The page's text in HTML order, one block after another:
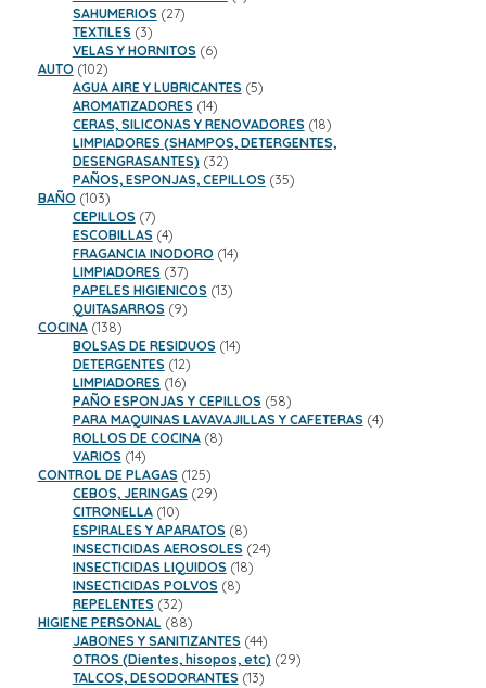
SAHUMERIOS 2727
TEXTILES 33
productos
VELAS Y HORNITOS 66
AUTO 102102
productos
AGUA AIRE Y LUBRICANTES 55
AROMATIZADORES 1414
productos
CERAS, SILICONAS Y RENOVADORES 1818
productos
LIMPIADORES (SHAMPOS, DETERGENTES,
DESENGRASANTES) 3232
productos
PAÑOS, ESPONJAS, CEPILLOS 3535
BAÑO 103103
productos
CEPILLOS 77
productos
ESCOBILLAS 44
productos
FRAGANCIA INODORO 1414
LIMPIADORES 3737
productos
PAPELES HIGIENICOS 1313
QUITASARROS 99
COCINA 138138
productos
BOLSAS DE RESIDUOS 1414
DETERGENTES 1212
productos
LIMPIADORES 1616
productos
PAÑO ESPONJAS Y CEPILLOS 5858
productos
PARA MAQUINAS LAVAVAJILLAS Y CAFETERAS 44
ROLLOS DE COCINA 88
VARIOS 1414
productos
CONTROL DE PLAGAS 125125
productos
CEBOS, JERINGAS 2929
CITRONELLA 1010
productos
ESPIRALES Y APARATOS 88
productos
INSECTICIDAS AEROSOLES 2424
INSECTICIDAS LIQUIDOS 1818
INSECTICIDAS POLVOS 88
REPELENTES 3232
productos
HIGIENE PERSONAL 8888
productos
JABONES Y SANITIZANTES 4444
productos
OTROS (Dientes, hisopos, etc) 2929
TALCOS, DESODORANTES 1313